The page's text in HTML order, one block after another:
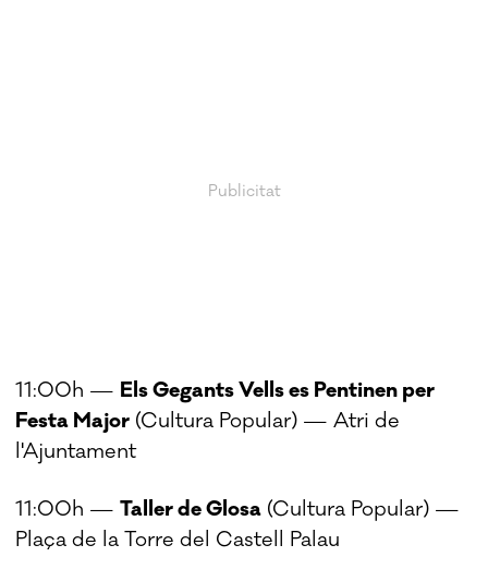
11:00h — Els Gegants Vells es Pentinen per
Festa Major (Cultura Popular) — Atri de
l'Ajuntament
11:00h —Taller de Glosa (Cultura Popular) —
Plaça de la Torre del Castell Palau